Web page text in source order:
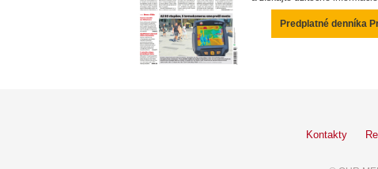
Predplatné denníka
Kontakty